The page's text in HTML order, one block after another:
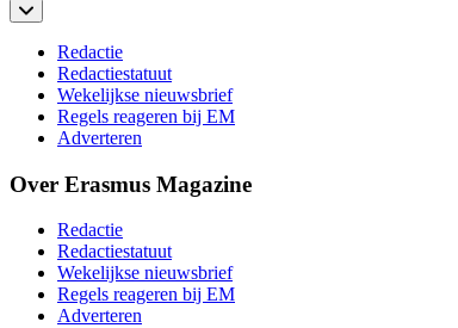
Redactie
Redactiestatuut
Wekelijkse nieuwsbrief
Regels reageren bij EM
Adverteren
Over Erasmus Magazine
Redactie
Redactiestatuut
Wekelijkse nieuwsbrief
Regels reageren bij EM
Adverteren